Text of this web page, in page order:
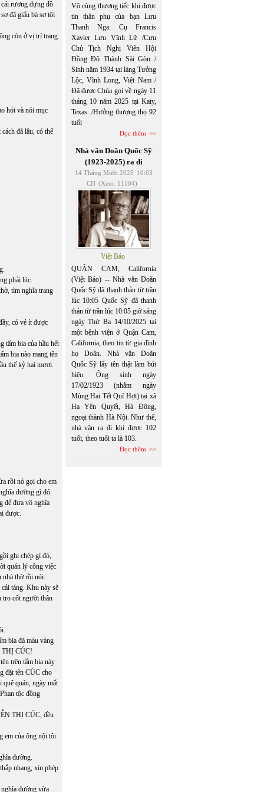
cái rương đựng đồ
đã giấu bà sơ tôi
còn ở vị trí trang
hỏi và nói mục
đã lâu, có thể
phải lúc.
tìm nghĩa trang
có vẻ ít được
tấm bia của hầu hết
bia nào mang tên
thế kỷ hai mươi.
rồi nó gọi cho em
đường gì đó.
để đưa vô nghĩa
được.
ghi chép gì đó,
quản lý công việc
nhà thờ rồi nói:
táng. Khu này sẽ
tro cốt người thân
bia đá màu vàng
THỊ CÚC!
trên tấm bia này
đặt tên CÚC cho
quán, ngày mất
tộc đồng
THỊ CÚC, đều
em của ông nội tôi
đường.
nhang, xin phép
đường vừa
Vô cùng thương tiếc khi được
tin thân phụ của bạn Lưu
Thanh Nga: Cụ Francis
Xavier Lưu Vĩnh Lữ /Cựu
Chủ Tịch Nghị Viên Hội
Đồng Đô Thành Sài Gòn /
Sinh năm 1934 tại làng Tưởng
Lộc, Vĩnh Long, Việt Nam /
Đã được Chúa gọi về ngày 11
tháng 10 năm 2025 tại Katy,
Texas. /Hưởng thượng thọ 92
tuổi
Đọc thêm
Nhà văn Doãn Quốc Sỹ
(1923-2025) ra đi
14 Tháng Mười 2025 10:03
CH (Xem: 11104)
Việt Báo
QUẬN CAM, California
(Việt Báo) -- Nhà văn Doãn
Quốc Sỹ đã thanh thản từ trần
lúc 10:05 Quốc Sỹ đã thanh
thản từ trần lúc 10:05 giờ sáng
ngày Thứ Ba 14/10/2025 tại
một bệnh viện ở Quận Cam,
California, theo tin từ gia đình
họ Doãn. Nhà văn Doãn
Quốc Sỹ lấy tên thật làm bút
hiệu. Ông sinh ngày
17/02/1923 (nhằm ngày
Mùng Hai Tết Quí Hợi) tại xã
Hạ Yên Quyết, Hà Đông,
ngoại thành Hà Nội. Như thế,
nhà văn ra đi khi được 102
tuổi, theo tuổi ta là 103.
Đọc thêm